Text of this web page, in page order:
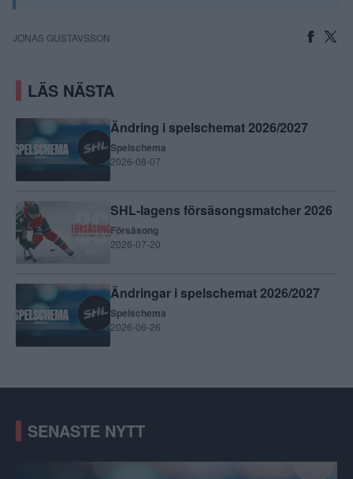
JONAS GUSTAVSSON
LÄS NÄSTA
Ändring i spelschemat 2026/2027
Spelschema
2026-08-07
SHL-lagens försäsongsmatcher 2026
Försäsong
2026-07-20
Ändringar i spelschemat 2026/2027
Spelschema
2026-06-26
SENASTE NYTT